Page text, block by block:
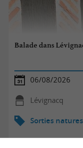
Balade dans
06/08/2026
Lévignacq
Sorties natures